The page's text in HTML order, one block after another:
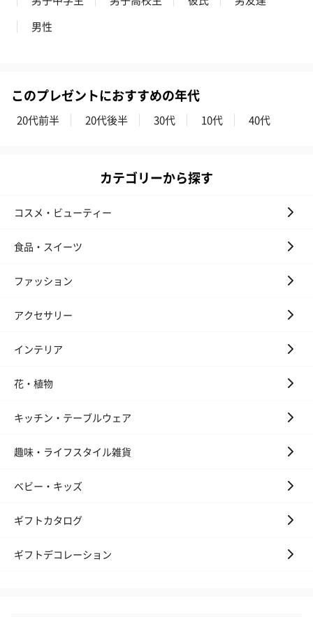
男性
このプレゼントにおすすめの年代
20代前半 20代後半 30代 10代 40代
カテゴリーから探す
コスメ・ビューティー
食品・スイーツ
ファッション
アクセサリー
インテリア
花・植物
キッチン・テーブルウェア
趣味・ライフスタイル雑貨
ベビー・キッズ
ギフトカタログ
ギフトデコレーション